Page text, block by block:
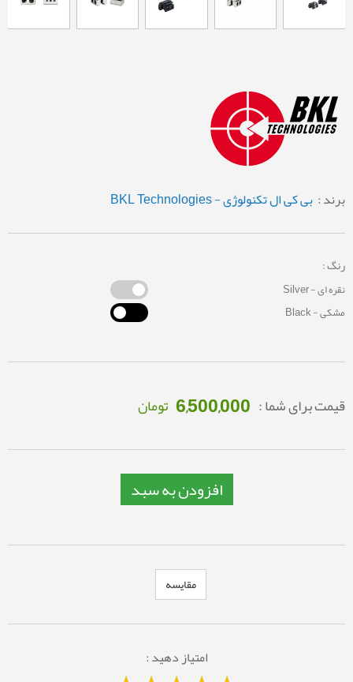
برند : بی کی ال تکنولوژی - BKL Technologies
رنگ :
نقره ای - Silver
مشکی - Black
قیمت برای شما : 6,500,000 تومان
افزودن به سبد
مقایسه
امتیاز دهید :